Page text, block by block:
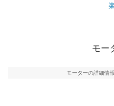
モー
モーターの詳細情